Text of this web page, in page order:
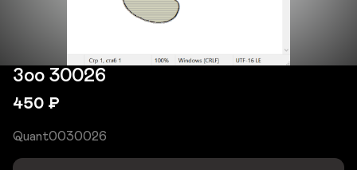
Зоо 30026
450 ₽
Quant0030026